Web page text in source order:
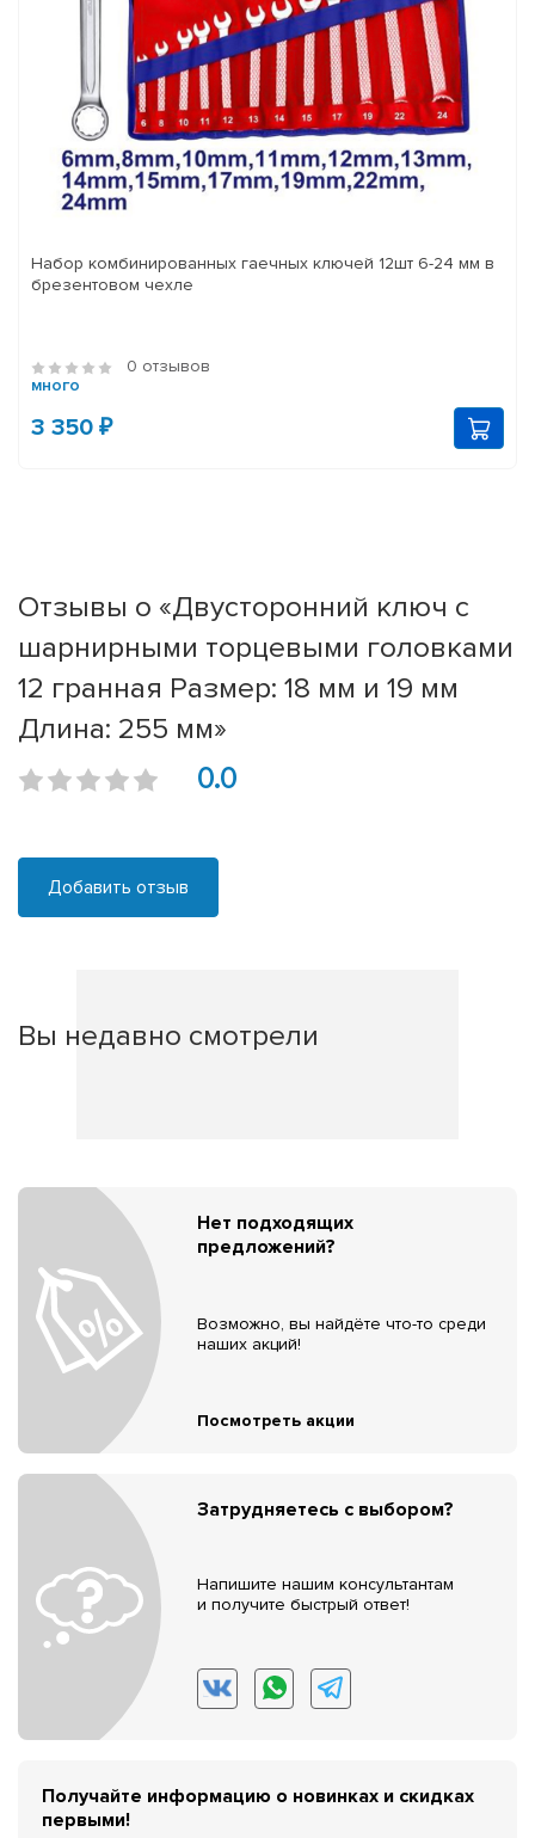
Набор комбинированных гаечных ключей 12шт 6-24 мм в
брезентовом чехле
0 отзывов
много
3 350 ₽
Отзывы о «Двусторонний ключ с
шарнирными торцевыми головками
12 гранная Размер: 18 мм и 19 мм
Длина: 255 мм»
0.0
Добавить отзыв
Вы недавно смотрели
Нет подходящих
предложений?
Возможно, вы найдёте что-то среди
наших акций!
Посмотреть акции
Затрудняетесь с выбором?
Напишите нашим консультантам
и получите быстрый ответ!
Получайте информацию о новинках и скидках
первыми!